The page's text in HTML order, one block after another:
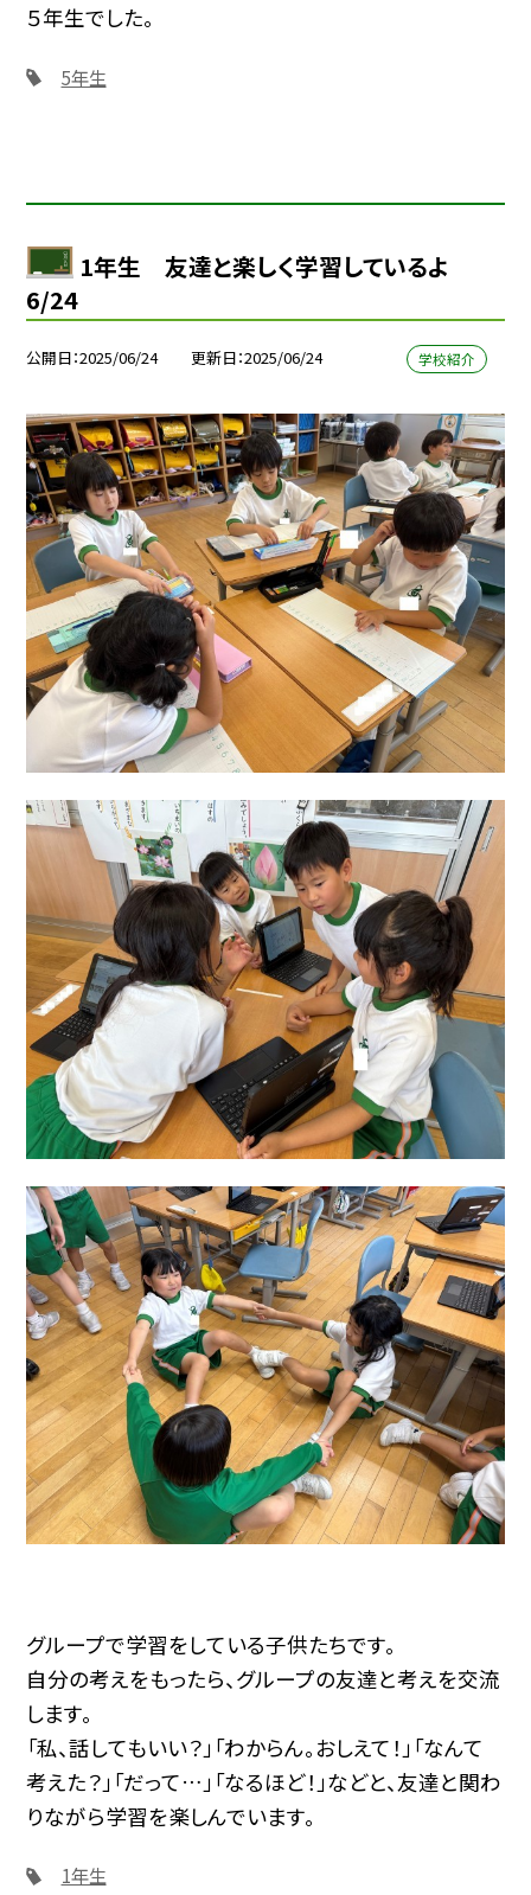
５年生でした。
5年生
1年生 友達と楽しく学習しているよ
6/24
公開日 2025/06/24 更新日 2025/06/24 学校紹介
グループで学習をしている子供たちです。
自分の考えをもったら、グループの友達と考えを交流
します。
「私、話してもいい？」「わからん。おしえて！」「なんて
考えた？」「だって…」「なるほど！」などと、友達と関わ
りながら学習を楽しんでいます。
1年生